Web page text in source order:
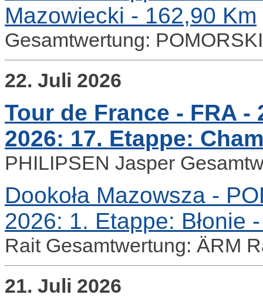
Mazowiecki - 162,90 Km
Gesamtwertung:
22. Juli 2026
Tour de France - FRA -
2026: 17. Etappe:
PHILIPSEN Jasper
Dookoła Mazowsza -
2026: 1. Etappe: Błonie
Rait Gesamtwertung: ÄRM
21. Juli 2026